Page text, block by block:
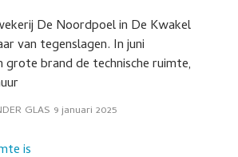
De Noordpoel in De Kwakel
van tegenslagen. In juni
brand de technische ruimte,
GLAS 9 januari 2025